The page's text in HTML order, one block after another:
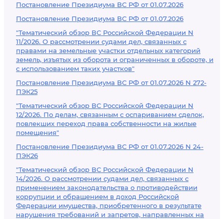
Постановление Президиума ВС РФ от 01.07.2026
Постановление Президиума ВС РФ от 01.07.2026
"Тематический обзор ВС Российской Федерации N
11/2026. О рассмотрении судами дел, связанных с
правами на земельные участки отдельных категорий
земель, изъятых из оборота и ограниченных в обороте, и
с использованием таких участков"
Постановление Президиума ВС РФ от 01.07.2026 N 272-
ПЭК25
"Тематический обзор ВС Российской Федерации N
12/2026. По делам, связанным с оспариванием сделок,
повлекших переход права собственности на жилые
помещения"
Постановление Президиума ВС РФ от 01.07.2026 N 24-
ПЭК26
"Тематический обзор ВС Российской Федерации N
14/2026. О рассмотрении судами дел, связанных с
применением законодательства о противодействии
коррупции и обращением в доход Российской
Федерации имущества, приобретенного в результате
нарушения требований и запретов, направленных на